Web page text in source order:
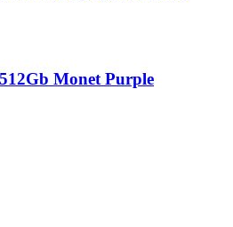
Monet Purple